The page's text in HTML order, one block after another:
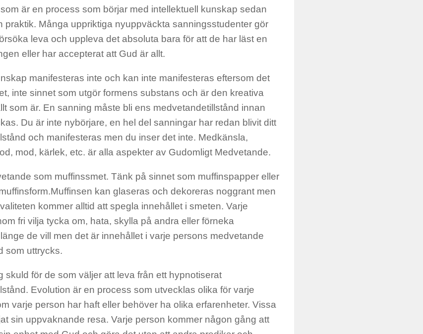
är en process som börjar med intellektuell kunskap sedan
praktik. Många uppriktiga nyuppväckta sanningsstudenter gör
leva och uppleva det absoluta bara för att de har läst en
eller har accepterat att Gud är allt.
manifesteras inte och kan inte manifesteras eftersom det
inte sinnet som utgör formens substans och är den kreativa
som är. En sanning måste bli ens medvetandetillstånd innan
Du är inte nybörjare, en hel del sanningar har redan blivit ditt
och manifesteras men du inser det inte. Medkänsla,
mod, kärlek, etc. är alla aspekter av Gudomligt Medvetande.
som muffinssmet. Tänk på sinnet som muffinspapper eller
kan glaseras och dekoreras noggrant men
kommer alltid att spegla innehållet i smeten. Varje
fri vilja tycka om, hata, skylla på andra eller förneka
de vill men det är innehållet i varje persons medvetande
som uttrycks.
skuld för de som väljer att leva från ett hypnotiserat
Evolution är en process som utvecklas olika för varje
varje person har haft eller behöver ha olika erfarenheter. Vissa
sin uppvaknande resa. Varje person kommer någon gång att